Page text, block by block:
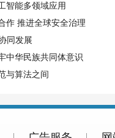
智能多领域应用
作 推进全球安全治理
同发展
中华民族共同体意识
与算法之间